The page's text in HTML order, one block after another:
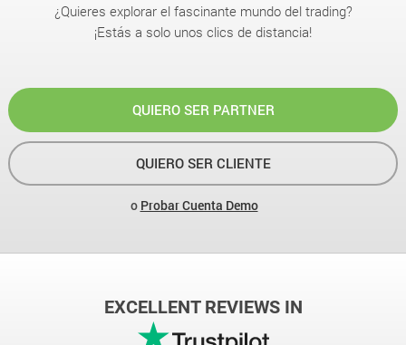
¿Quieres explorar el fascinante mundo del trading?
¡Estás a solo unos clics de distancia!
QUIERO SER PARTNER
QUIERO SER CLIENTE
o Probar Cuenta Demo
EXCELLENT REVIEWS IN